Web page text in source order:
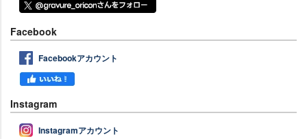
Facebook
Facebookアカウント
Instagram
Instagramアカウント